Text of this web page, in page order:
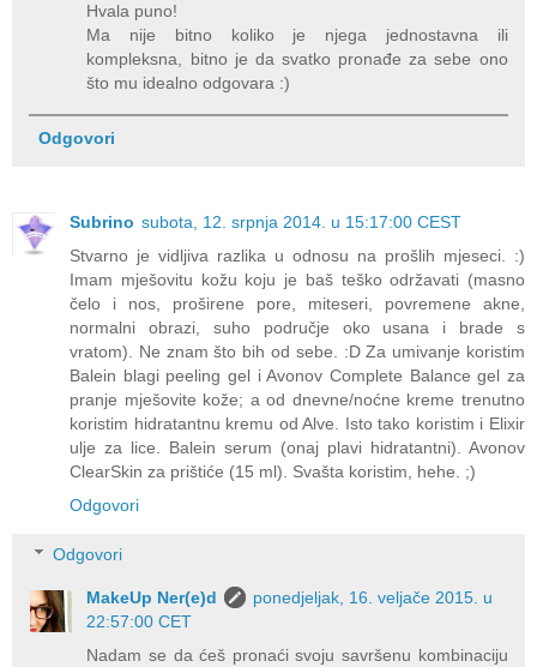
Hvala puno!
Ma nije bitno koliko je njega jednostavna ili
kompleksna, bitno je da svatko pronađe za sebe ono
što mu idealno odgovara :)
Odgovori
Subrino subota, 12. srpnja 2014. u 15:17:00 CEST
Stvarno je vidljiva razlika u odnosu na prošlih mjeseci. :)
Imam mješovitu kožu koju je baš teško održavati (masno
čelo i nos, proširene pore, miteseri, povremene akne,
normalni obrazi, suho područje oko usana i brade s
vratom). Ne znam što bih od sebe. :D Za umivanje koristim
Balein blagi peeling gel i Avonov Complete Balance gel za
pranje mješovite kože; a od dnevne/noćne kreme trenutno
koristim hidratantnu kremu od Alve. Isto tako koristim i Elixir
ulje za lice. Balein serum (onaj plavi hidratantni). Avonov
ClearSkin za prištiće (15 ml). Svašta koristim, hehe. ;)
Odgovori
Odgovori
MakeUp Ner(e)d
ponedjeljak, 16. veljače 2015. u
22:57:00 CET
Nadam se da ćeš pronaći svoju savršenu kombinaciju